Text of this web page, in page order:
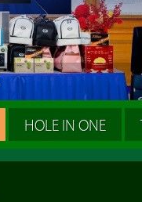
HOLE IN ONE